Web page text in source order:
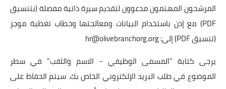
المرشحون المهتمون مدعوون لتقديم سيرة ذاتية مفصلة (بتنسيق
PDF) مع إذن باستخدام البيانات ومعالجتها وخطاب تغطية موجز
(تنسيق PDF) إلى:
hr@olivebranchorg.org
يرجى كتابة "المسمى الوظيفي - الاسم واللقب" في سطر
الموضوع في طلب البريد الإلكتروني الخاص بك. سيتم الحفاظ على